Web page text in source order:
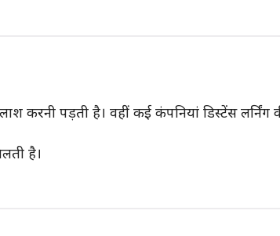
पड़ती है। वहीं कई कंपनियां डिस्टेंस लर्निंग
है।